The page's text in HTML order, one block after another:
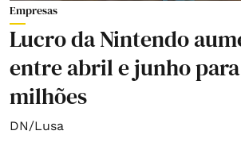
Empresas
Lucro da Nintendo
entre abril e junho
milhões
DN/Lusa